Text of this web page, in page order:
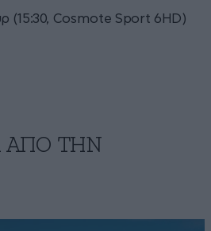
(15:30, Cosmote Sport 6HD)
ΑΠΟ ΤΗΝ